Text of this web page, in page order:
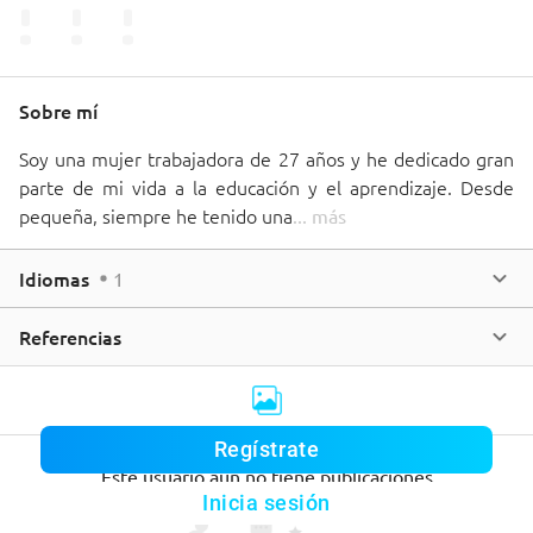
Sobre mí
Soy una mujer trabajadora de 27 años y he dedicado gran
parte de mi vida a la educación y el aprendizaje. Desde
pequeña, siempre he tenido una... más
Idiomas 1
Referencias
Este usuario aún no tiene publicaciones
Regístrate
Inicia sesión